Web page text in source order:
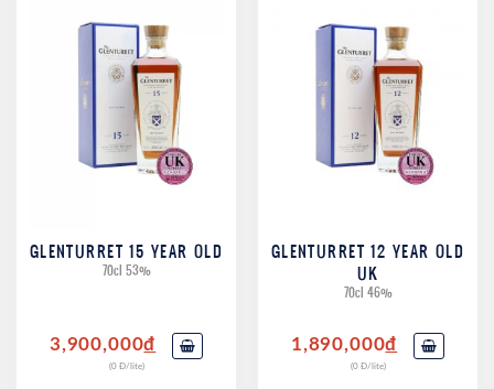
GLENTURRET 15 YEAR OLD
70cl 53%
3,900,000đ
(0 Đ/lite)
GLENTURRET 12 YEAR OLD
UK
70cl 46%
1,890,000đ
(0 Đ/lite)